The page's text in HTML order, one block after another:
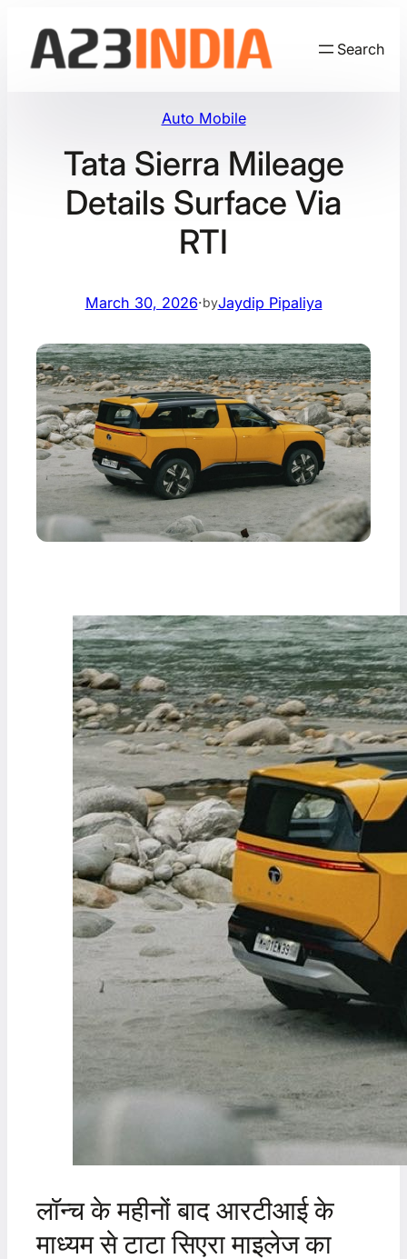
content
Search
Auto Mobile
Tata Sierra Mileage
Details Surface Via
RTI
March 30, 2026·byJaydip Pipaliya
लॉन्च के महीनों बाद आरटीआई के
माध्यम से टाटा सिएरा माइलेज का